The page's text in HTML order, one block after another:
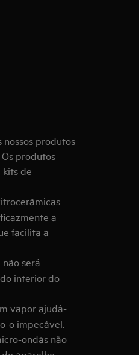
nossos produtos
produtos
de
a
facilita a
será
interior do
vapor ajudá-
o impecável.
ondas não